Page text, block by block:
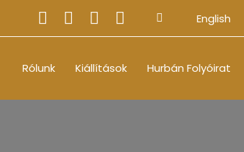
English
Rólunk Kiállítások Hurbán Folyóirat